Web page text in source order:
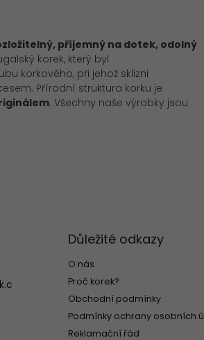
příjemný na dotek, odolný
korek, který byl
korkového, při jehož sklizni
Přírodní struktura korku je
. Všechny naše výrobky jsou
Důležité odkazy
O nás
Proč korek?
Obchodní podmínky
Podmínky ochrany osobních
Reklamační řád